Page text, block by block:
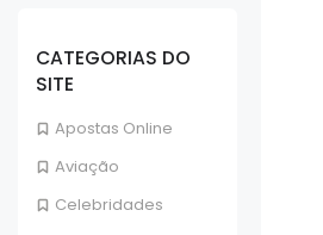
CATEGORIAS DO
SITE
Apostas Online
Aviação
Celebridades